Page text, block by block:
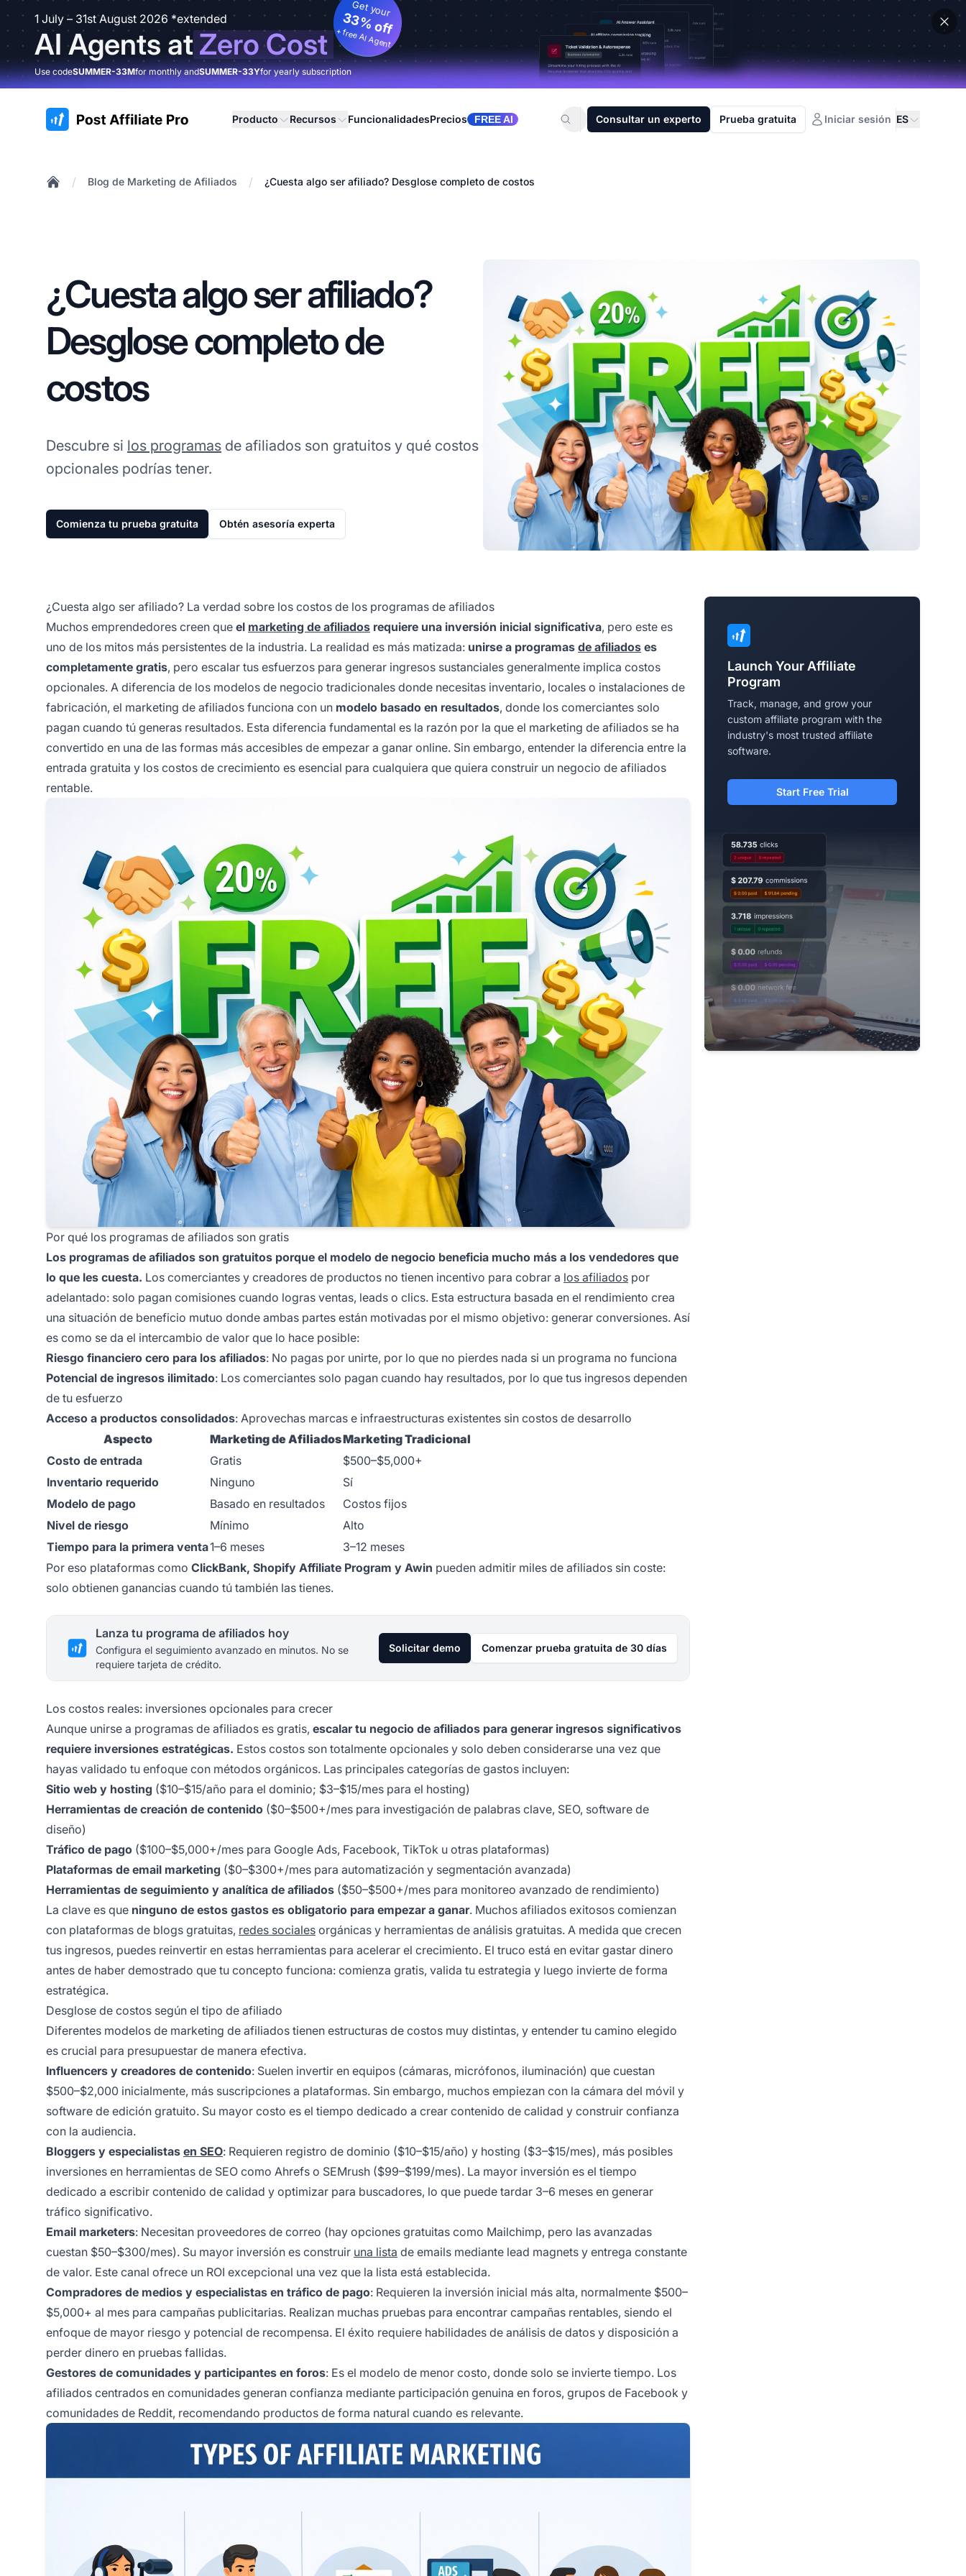
1 July – 31st August 2026 *extended
AI Agents atZero Cost
Get your
33% off
+ free AI Agent
Use codeSUMMER-33Mfor monthly andSUMMER-33Yfor yearly subscription
:site.title Producto Recursos FuncionalidadesPrecios FREE AI Consultar un experto Prueba gratuita Iniciar sesión ES
/ Blog de Marketing de Afiliados / ¿Cuesta algo ser afiliado? Desglose completo de costos
¿Cuesta algo ser afiliado?
Desglose completo de
costos
Descubre si los programas de afiliados son gratuitos y qué costos
opcionales podrías tener.
Comienza tu prueba gratuita Obtén asesoría experta
¿Cuesta algo ser afiliado? La verdad sobre los costos de los programas de afiliados
Muchos emprendedores creen que el marketing de afiliados requiere una inversión inicial significativa, pero este es
uno de los mitos más persistentes de la industria. La realidad es más matizada: unirse a programas de afiliados es
completamente gratis, pero escalar tus esfuerzos para generar ingresos sustanciales generalmente implica costos
opcionales. A diferencia de los modelos de negocio tradicionales donde necesitas inventario, locales o instalaciones de
fabricación, el marketing de afiliados funciona con un modelo basado en resultados, donde los comerciantes solo
pagan cuando tú generas resultados. Esta diferencia fundamental es la razón por la que el marketing de afiliados se ha
convertido en una de las formas más accesibles de empezar a ganar online. Sin embargo, entender la diferencia entre la
entrada gratuita y los costos de crecimiento es esencial para cualquiera que quiera construir un negocio de afiliados
rentable.
Por qué los programas de afiliados son gratis
Los programas de afiliados son gratuitos porque el modelo de negocio beneficia mucho más a los vendedores que
lo que les cuesta. Los comerciantes y creadores de productos no tienen incentivo para cobrar a los afiliados por
adelantado: solo pagan comisiones cuando logras ventas, leads o clics. Esta estructura basada en el rendimiento crea
una situación de beneficio mutuo donde ambas partes están motivadas por el mismo objetivo: generar conversiones. Así
es como se da el intercambio de valor que lo hace posible:
Riesgo financiero cero para los afiliados: No pagas por unirte, por lo que no pierdes nada si un programa no funciona
Potencial de ingresos ilimitado: Los comerciantes solo pagan cuando hay resultados, por lo que tus ingresos dependen
de tu esfuerzo
Acceso a productos consolidados: Aprovechas marcas e infraestructuras existentes sin costos de desarrollo
Aspecto
Marketing de AfiliadosMarketing Tradicional
Costo de entrada
Gratis
$500–$5,000+
Inventario requerido
Ninguno
Sí
Modelo de pago
Basado en resultados
Costos fijos
Nivel de riesgo
Mínimo
Alto
Tiempo para la primera venta1–6 meses
3–12 meses
Por eso plataformas como ClickBank, Shopify Affiliate Program y Awin pueden admitir miles de afiliados sin coste:
solo obtienen ganancias cuando tú también las tienes.
Lanza tu programa de afiliados hoy
Configura el seguimiento avanzado en minutos. No se
requiere tarjeta de crédito.
Solicitar demo Comenzar prueba gratuita de 30 días
Los costos reales: inversiones opcionales para crecer
Aunque unirse a programas de afiliados es gratis, escalar tu negocio de afiliados para generar ingresos significativos
requiere inversiones estratégicas. Estos costos son totalmente opcionales y solo deben considerarse una vez que
hayas validado tu enfoque con métodos orgánicos. Las principales categorías de gastos incluyen:
Sitio web y hosting ($10–$15/año para el dominio; $3–$15/mes para el hosting)
Herramientas de creación de contenido ($0–$500+/mes para investigación de palabras clave, SEO, software de
diseño)
Tráfico de pago ($100–$5,000+/mes para Google Ads, Facebook, TikTok u otras plataformas)
Plataformas de email marketing ($0–$300+/mes para automatización y segmentación avanzada)
Herramientas de seguimiento y analítica de afiliados ($50–$500+/mes para monitoreo avanzado de rendimiento)
La clave es que ninguno de estos gastos es obligatorio para empezar a ganar. Muchos afiliados exitosos comienzan
con plataformas de blogs gratuitas, redes sociales orgánicas y herramientas de análisis gratuitas. A medida que crecen
tus ingresos, puedes reinvertir en estas herramientas para acelerar el crecimiento. El truco está en evitar gastar dinero
antes de haber demostrado que tu concepto funciona: comienza gratis, valida tu estrategia y luego invierte de forma
estratégica.
Desglose de costos según el tipo de afiliado
Diferentes modelos de marketing de afiliados tienen estructuras de costos muy distintas, y entender tu camino elegido
es crucial para presupuestar de manera efectiva.
Influencers y creadores de contenido: Suelen invertir en equipos (cámaras, micrófonos, iluminación) que cuestan
$500–$2,000 inicialmente, más suscripciones a plataformas. Sin embargo, muchos empiezan con la cámara del móvil y
software de edición gratuito. Su mayor costo es el tiempo dedicado a crear contenido de calidad y construir confianza
con la audiencia.
Bloggers y especialistas en SEO: Requieren registro de dominio ($10–$15/año) y hosting ($3–$15/mes), más posibles
inversiones en herramientas de SEO como Ahrefs o SEMrush ($99–$199/mes). La mayor inversión es el tiempo
dedicado a escribir contenido de calidad y optimizar para buscadores, lo que puede tardar 3–6 meses en generar
tráfico significativo.
Email marketers: Necesitan proveedores de correo (hay opciones gratuitas como Mailchimp, pero las avanzadas
cuestan $50–$300/mes). Su mayor inversión es construir una lista de emails mediante lead magnets y entrega constante
de valor. Este canal ofrece un ROI excepcional una vez que la lista está establecida.
Compradores de medios y especialistas en tráfico de pago: Requieren la inversión inicial más alta, normalmente $500–
$5,000+ al mes para campañas publicitarias. Realizan muchas pruebas para encontrar campañas rentables, siendo el
enfoque de mayor riesgo y potencial de recompensa. El éxito requiere habilidades de análisis de datos y disposición a
perder dinero en pruebas fallidas.
Gestores de comunidades y participantes en foros: Es el modelo de menor costo, donde solo se invierte tiempo. Los
afiliados centrados en comunidades generan confianza mediante participación genuina en foros, grupos de Facebook y
comunidades de Reddit, recomendando productos de forma natural cuando es relevante.
Launch Your Affiliate
Program
Track, manage, and grow your
custom affiliate program with the
industry's most trusted affiliate
software.
Start Free Trial